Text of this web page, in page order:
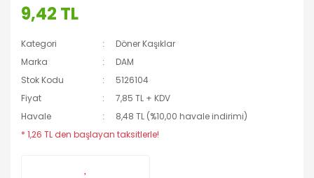
9,42 TL
Kategori
Döner Kaşıklar
Marka
DAM
Stok Kodu
5126104
Fiyat
7,85 TL + KDV
Havale
8,48 TL (%10,00 havale indirimi)
* 1,26 TL den başlayan taksitlerle!